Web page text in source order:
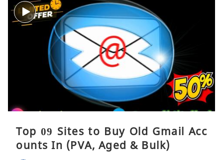
Top 09 Sites to Buy Old Gmail Acc
ounts In (PVA, Aged & Bulk)